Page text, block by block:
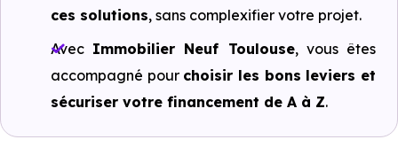
ces solutions, sans complexifier votre projet.
Avec Immobilier Neuf Toulouse, vous êtes
accompagné pour choisir les bons leviers et
sécuriser votre financement de A à Z.